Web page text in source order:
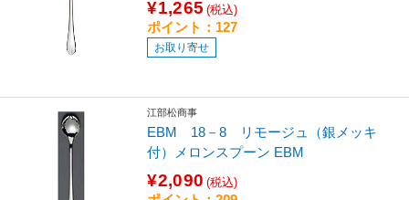
¥1,265 (税込)
ポイント：127
お取り寄せ
江部松商事
EBM 18－8 リモージュ（銀メッキ
付）メロンスプーン EBM
¥2,090 (税込)